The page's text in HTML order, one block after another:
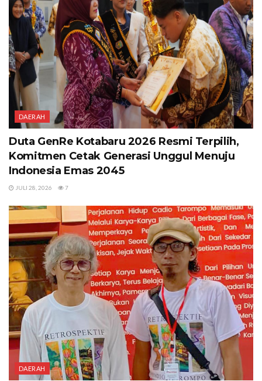
DAERAH
Duta GenRe Kotabaru 2026 Resmi Terpilih,
Komitmen Cetak Generasi Unggul Menuju
Indonesia Emas 2045
JULI 28, 2026 7
DAERAH